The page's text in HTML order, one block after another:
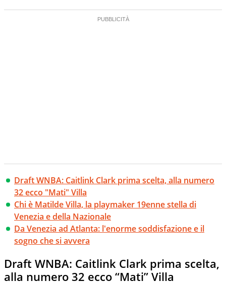
Draft WNBA: Caitlink Clark prima scelta, alla numero
32 ecco "Mati" Villa
Chi è Matilde Villa, la playmaker 19enne stella di
Venezia e della Nazionale
Da Venezia ad Atlanta: l'enorme soddisfazione e il
sogno che si avvera
Draft WNBA: Caitlink Clark prima scelta,
alla numero 32 ecco “Mati” Villa